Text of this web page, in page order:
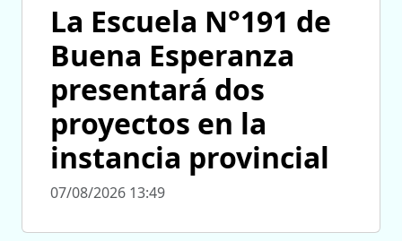
La Escuela N°191 de
Buena Esperanza
presentará dos
proyectos en la
instancia provincial
07/08/2026 13:49